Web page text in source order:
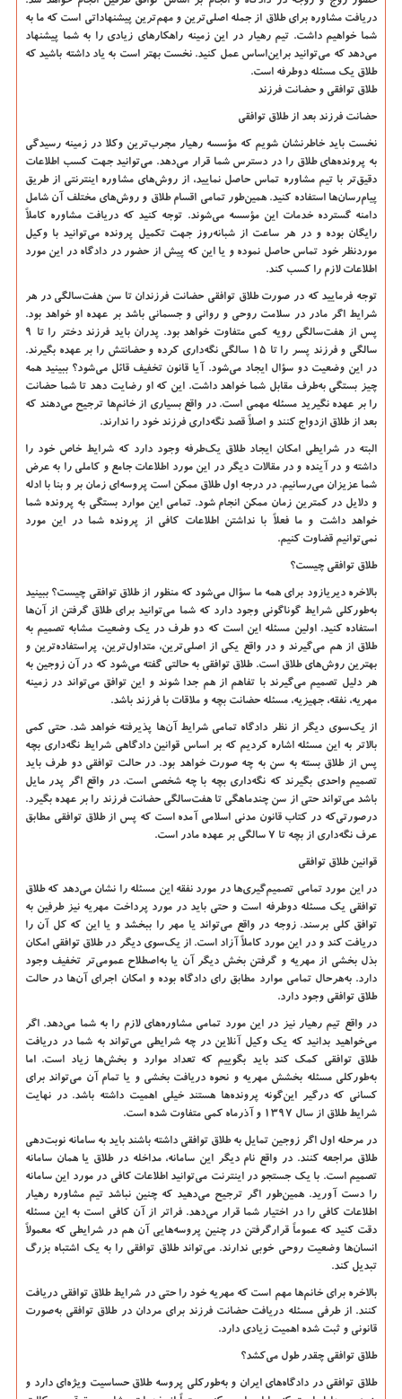
دریافت مشاوره برای طلاق از جمله اصلی‌ترین و مهم‌ترین پیشنهاداتی است که ما به
شما خواهیم داشت. تیم رهیار در این زمینه راهکارهای زیادی را به شما پیشنهاد
می‌دهد که می‌توانید براین‌اساس عمل کنید. نخست بهتر است به یاد داشته باشید که
طلاق یک مسئله دوطرفه است.
طلاق توافقی و حضانت فرزند
حضانت فرزند بعد از طلاق توافقی
نخست باید خاطرنشان شویم که مؤسسه رهیار مجرب‌ترین وکلا در زمینه رسیدگی
به پرونده‌های طلاق را در دسترس شما قرار می‌دهد. می‌توانید جهت کسب اطلاعات
دقیق‌تر با تیم مشاوره تماس حاصل نمایید، از روش‌های مشاوره اینترنتی از طریق
پیام‌رسان‌ها استفاده کنید. همین‌طور تمامی اقسام طلاق و روش‌های مختلف آن شامل
دامنه گسترده خدمات این مؤسسه می‌شوند. توجه کنید که دریافت مشاوره کاملاً
رایگان بوده و در هر ساعت از شبانه‌روز جهت تکمیل پرونده می‌توانید با وکیل
موردنظر خود تماس حاصل نموده و یا این که پیش از حضور در دادگاه در این مورد
اطلاعات لازم را کسب کند.
توجه فرمایید که در صورت طلاق توافقی حضانت فرزندان تا سن هفت‌سالگی در هر
شرایط اگر مادر در سلامت روحی و روانی و جسمانی باشد بر عهده او خواهد بود.
پس از هفت‌سالگی رویه کمی متفاوت خواهد بود. پدران باید فرزند دختر را تا 9
سالگی و فرزند پسر را تا 15 سالگی نگه‌داری کرده و حضانتش را بر عهده بگیرند.
در این وضعیت دو سؤال ایجاد می‌شود. آیا قانون تخفیف قائل می‌شود؟ ببینید همه
چیز بستگی به‌طرف مقابل شما خواهد داشت. این که او رضایت دهد تا شما حضانت
را بر عهده نگیرید مسئله مهمی است. در واقع بسیاری از خانم‌ها ترجیح می‌دهند که
بعد از طلاق ازدواج کنند و اصلاً قصد نگه‌داری فرزند خود را ندارند.
البته در شرایطی امکان ایجاد طلاق یک‌طرفه وجود دارد که شرایط خاص خود را
داشته و در آینده و در مقالات دیگر در این مورد اطلاعات جامع و کاملی را به عرض
شما عزیزان می‌رسانیم. در درجه اول طلاق ممکن است پروسه‌ای زمان بر و بنا با ادله
و دلایل در کمترین زمان ممکن انجام شود. تمامی این موارد بستگی به پرونده شما
خواهد داشت و ما فعلاً با نداشتن اطلاعات کافی از پرونده شما در این مورد
نمی‌توانیم قضاوت کنیم.
طلاق توافقی چیست؟
بالاخره دیریازود برای همه ما سؤال می‌شود که منظور از طلاق توافقی چیست؟ ببینید
به‌طورکلی شرایط گوناگونی وجود دارد که شما می‌توانید برای طلاق گرفتن از آن‌ها
استفاده کنید. اولین مسئله این است که دو طرف در یک وضعیت مشابه تصمیم به
طلاق از هم می‌گیرند و در واقع یکی از اصلی‌ترین، متداول‌ترین، پراستفاده‌ترین و
بهترین روش‌های طلاق است. طلاق توافقی به حالتی گفته می‌شود که در آن زوجین به
هر دلیل تصمیم می‌گیرند با تفاهم از هم جدا شوند و این توافق می‌تواند در زمینه
مهریه، نفقه، جهیزیه، مسئله حضانت بچه و ملاقات با فرزند باشد.
از یک‌سوی دیگر از نظر دادگاه تمامی شرایط آن‌ها پذیرفته خواهد شد. حتی کمی
بالاتر به این مسئله اشاره کردیم که بر اساس قوانین دادگاهی شرایط نگه‌داری بچه
پس از طلاق بسته به سن به چه صورت خواهد بود. در حالت توافقی دو طرف باید
تصمیم واحدی بگیرند که نگه‌داری بچه با چه شخصی است. در واقع اگر پدر مایل
باشد می‌تواند حتی از سن چندماهگی تا هفت‌سالگی حضانت فرزند را بر عهده بگیرد.
درصورتی‌که در کتاب قانون مدنی اسلامی آمده است که پس از طلاق توافقی مطابق
عرف نگه‌داری از بچه تا 7 سالگی بر عهده مادر است.
قوانین طلاق توافقی
در این مورد تمامی تصمیم‌گیری‌ها در مورد نفقه این مسئله را نشان می‌دهد که طلاق
توافقی یک مسئله دوطرفه است و حتی باید در مورد پرداخت مهریه نیز طرفین به
توافق کلی برسند. زوجه در واقع می‌تواند یا مهر را ببخشد و یا این که کل آن را
دریافت کند و در این مورد کاملاً آزاد است. از یک‌سوی دیگر در طلاق توافقی امکان
بذل بخشی از مهریه و گرفتن بخش دیگر آن یا به‌اصطلاح عمومی‌تر تخفیف وجود
دارد. به‌هرحال تمامی موارد مطابق رای دادگاه بوده و امکان اجرای آن‌ها در حالت
طلاق توافقی وجود دارد.
در واقع تیم رهیار نیز در این مورد تمامی مشاوره‌های لازم را به شما می‌دهد. اگر
می‌خواهید بدانید که یک وکیل آنلاین در چه شرایطی می‌تواند به شما در دریافت
طلاق توافقی کمک کند باید بگوییم که تعداد موارد و بخش‌ها زیاد است. اما
به‌طورکلی مسئله بخشش مهریه و نحوه دریافت بخشی و یا تمام آن می‌تواند برای
کسانی که درگیر این‌گونه پرونده‌ها هستند خیلی اهمیت داشته باشد. در نهایت
شرایط طلاق از سال 1397 و آذرماه کمی متفاوت شده است.
در مرحله اول اگر زوجین تمایل به طلاق توافقی داشته باشند باید به سامانه نوبت‌دهی
طلاق مراجعه کنند. در واقع نام دیگر این سامانه، مداخله در طلاق یا همان سامانه
تصمیم است. با یک جستجو در اینترنت می‌توانید اطلاعات کافی در مورد این سامانه
را دست آورید. همین‌طور اگر ترجیح می‌دهید که چنین نباشد تیم مشاوره رهیار
اطلاعات کافی را در اختیار شما قرار می‌دهد. فراتر از آن کافی است به این مسئله
دقت کنید که عموماً قرارگرفتن در چنین پروسه‌هایی آن هم در شرایطی که معمولاً
انسان‌ها وضعیت روحی خوبی ندارند. می‌تواند طلاق توافقی را به یک اشتباه بزرگ
تبدیل کند.
بالاخره برای خانم‌ها مهم است که مهریه خود را حتی در شرایط طلاق توافقی دریافت
کنند. از طرفی مسئله دریافت حضانت فرزند برای مردان در طلاق توافقی به‌صورت
قانونی و ثبت شده اهمیت زیادی دارد.
طلاق توافقی چقدر طول می‌کشد؟
طلاق توافقی در دادگاه‌های ایران و به‌طورکلی پروسه طلاق حساسیت ویژه‌ای دارد و